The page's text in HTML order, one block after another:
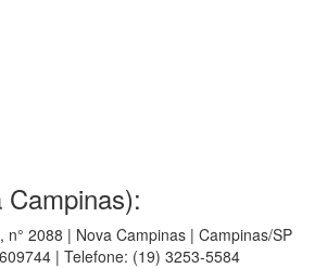
n° 2088 | Nova Campinas | Campinas/SP
| Telefone: (19) 3253-5584